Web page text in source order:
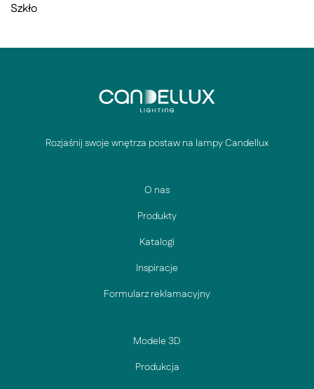
Szkło
Rozjaśnij swoje wnętrza postaw na lampy Candellux
O nas
Produkty
Katalogi
Inspiracje
Formularz reklamacyjny
Modele 3D
Produkcja